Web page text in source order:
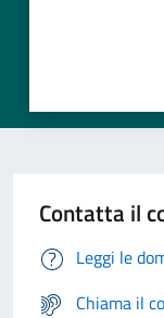
Contatta il
Leggi le
Chiama il